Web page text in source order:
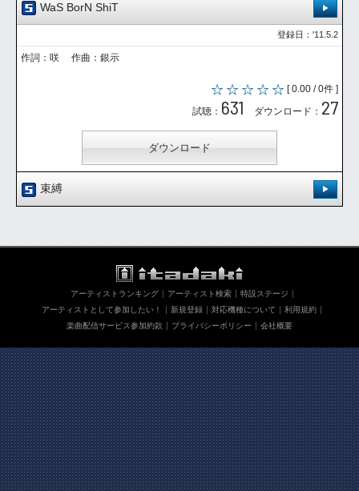
WaS BorN ShiT
登録日：'11.5.2
作詞：咲 作曲：銀示
[ 0.00 / 0件 ]
試聴： 631 ダウンロード： 27
ダウンロード
束縛
ダウンロード
アーティストランキング アーティスト検索
特設ステージ
アーティストとして参加したい！
新規登録 対応機種について
利用規約
楽曲配信サービス参加約款
プライバシーポリシー 会社概要